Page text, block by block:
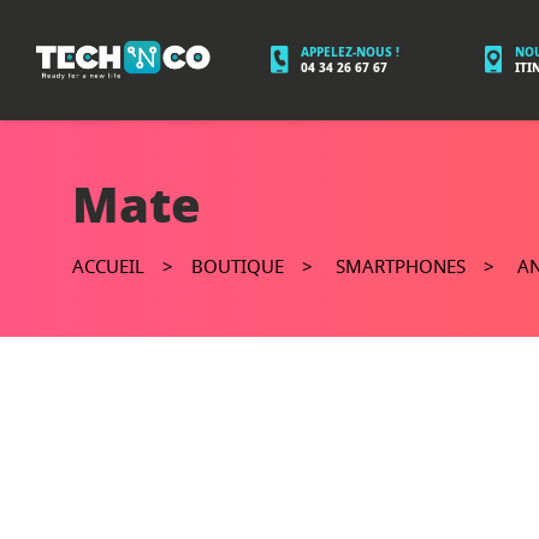
APPELEZ-NOUS !
04 34 26 67 67
Mate
ACCUEIL BOUTIQUE SMARTPHONES